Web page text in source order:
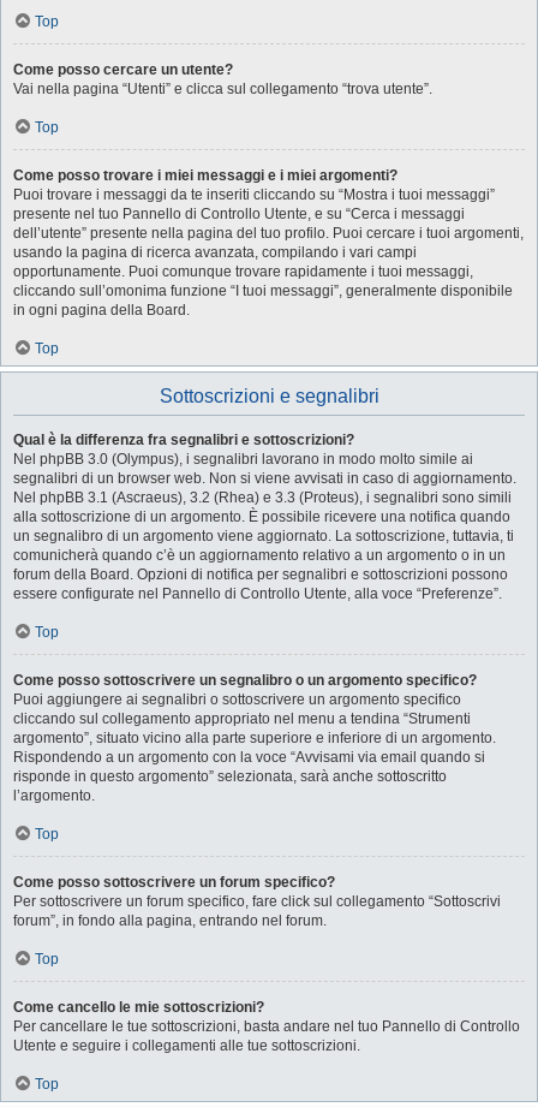
Top
Come posso cercare un utente?
Vai nella pagina “Utenti” e clicca sul collegamento “trova utente”.
Top
Come posso trovare i miei messaggi e i miei argomenti?
Puoi trovare i messaggi da te inseriti cliccando su “Mostra i tuoi messaggi”
presente nel tuo Pannello di Controllo Utente, e su “Cerca i messaggi
dell’utente” presente nella pagina del tuo profilo. Puoi cercare i tuoi argomenti,
usando la pagina di ricerca avanzata, compilando i vari campi
opportunamente. Puoi comunque trovare rapidamente i tuoi messaggi,
cliccando sull’omonima funzione “I tuoi messaggi”, generalmente disponibile
in ogni pagina della Board.
Top
Sottoscrizioni e segnalibri
Qual è la differenza fra segnalibri e sottoscrizioni?
Nel phpBB 3.0 (Olympus), i segnalibri lavorano in modo molto simile ai
segnalibri di un browser web. Non si viene avvisati in caso di aggiornamento.
Nel phpBB 3.1 (Ascraeus), 3.2 (Rhea) e 3.3 (Proteus), i segnalibri sono simili
alla sottoscrizione di un argomento. È possibile ricevere una notifica quando
un segnalibro di un argomento viene aggiornato. La sottoscrizione, tuttavia, ti
comunicherà quando c’è un aggiornamento relativo a un argomento o in un
forum della Board. Opzioni di notifica per segnalibri e sottoscrizioni possono
essere configurate nel Pannello di Controllo Utente, alla voce “Preferenze”.
Top
Come posso sottoscrivere un segnalibro o un argomento specifico?
Puoi aggiungere ai segnalibri o sottoscrivere un argomento specifico
cliccando sul collegamento appropriato nel menu a tendina “Strumenti
argomento”, situato vicino alla parte superiore e inferiore di un argomento.
Rispondendo a un argomento con la voce “Avvisami via email quando si
risponde in questo argomento” selezionata, sarà anche sottoscritto
l’argomento.
Top
Come posso sottoscrivere un forum specifico?
Per sottoscrivere un forum specifico, fare click sul collegamento “Sottoscrivi
forum”, in fondo alla pagina, entrando nel forum.
Top
Come cancello le mie sottoscrizioni?
Per cancellare le tue sottoscrizioni, basta andare nel tuo Pannello di Controllo
Utente e seguire i collegamenti alle tue sottoscrizioni.
Top